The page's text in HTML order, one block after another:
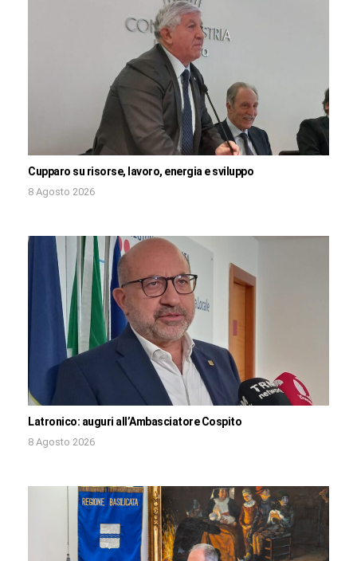
Cupparo su risorse, lavoro, energia e sviluppo
8 Agosto 2026
Latronico: auguri all’Ambasciatore Cospito
8 Agosto 2026